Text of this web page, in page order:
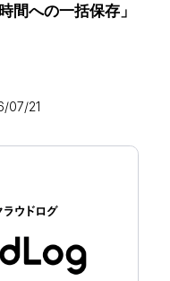
間への一括保存」
07/21